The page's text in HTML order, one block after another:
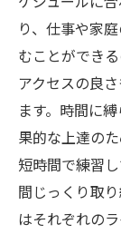
り、仕事や家
むことができ
アクセスの良
ます。時間に
果的な上達の
短時間で練習
間じっくり取
はそれぞれの